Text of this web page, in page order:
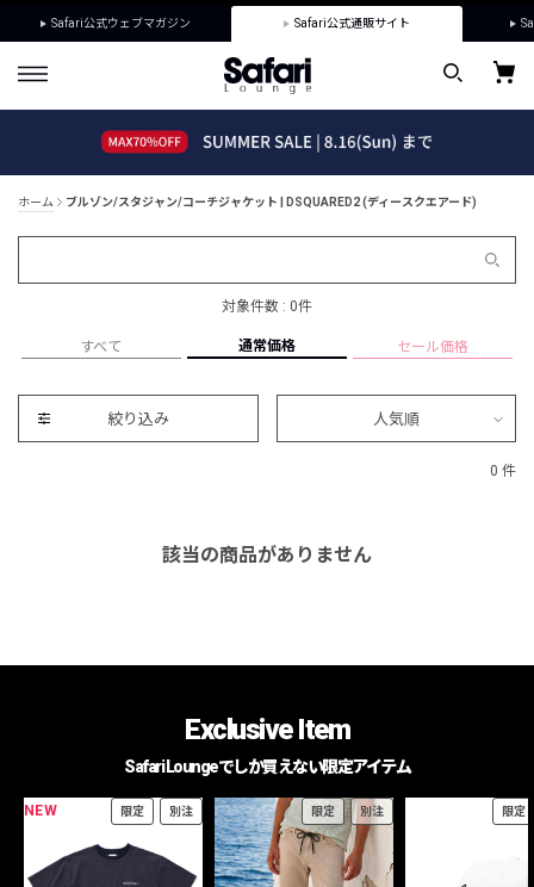
Safari公式ウェブマガジン Safari公式通販サイト
ホーム ブルゾン/スタジャン/コーチジャケット | DSQUARED2 (ディースクエアード)
対象件数 : 0件
すべて 通常価格 セール価格
絞り込み 人気順
0 件
該当の商品がありません
Exclusive Item
Safari Loungeでしか買えない限定アイテム
NEW 限定 別注 限定 別注 限定